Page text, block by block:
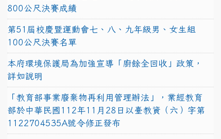
800公尺決賽成績
第51屆校慶暨運動會七、八、九年級男、女生組
100公尺決賽名單
本府環境保護局為加強宣導「廚餘全回收」政策，
詳如說明
「教育部事業廢棄物再利用管理辦法」，業經教育
部於中華民國112年11月28日以臺教資（六）字第
1122704535A號令修正發布